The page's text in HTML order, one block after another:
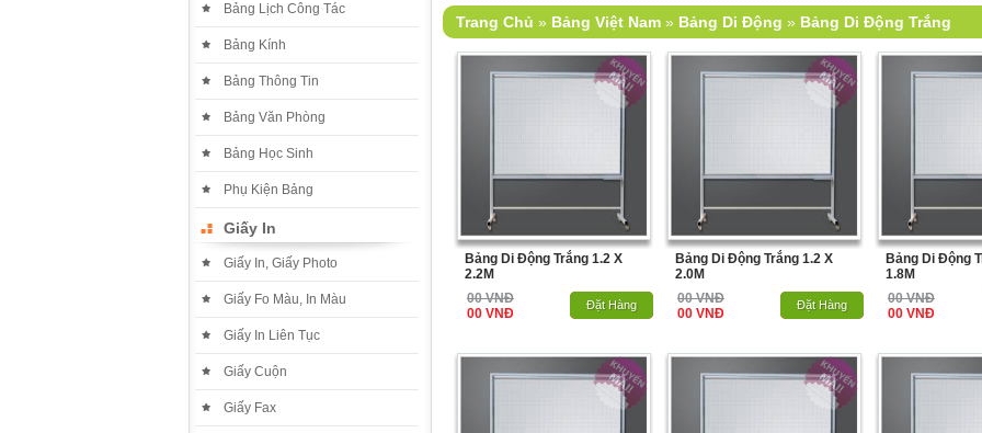
Bảng Lịch Công Tác
Bảng Kính
Bảng Thông Tin
Bảng Văn Phòng
Bảng Học Sinh
Phụ Kiện Bảng
Giấy In
Giấy In, Giấy Photo
Giấy Fo Màu, In Màu
Giấy In Liên Tục
Giấy Cuộn
Giấy Fax
Trang Chủ » Bảng Việt Nam » Bảng Di Động » Bảng Di Động Trắng
Bảng Di Động Trắng 1.2 X
2.2M
00 VNĐ
00 VNĐ
Hết Hàng
Đặt Hàng
Bảng Di Động Trắng 1.2 X
2.0M
00 VNĐ
00 VNĐ
Hết Hàng
Đặt Hàng
Bảng Di Động
1.8M
00 VNĐ
00 VNĐ